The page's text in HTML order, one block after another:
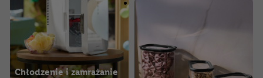
Chłodzenie i zamrażanie